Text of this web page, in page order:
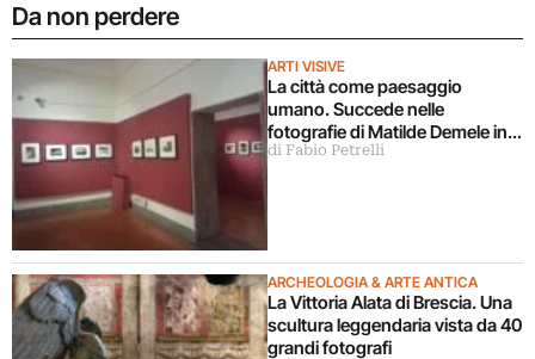
Da non perdere
ARTI VISIVE
La città come paesaggio
umano. Succede nelle
fotografie di Matilde Demele in
mostra a Roma
di Fabio Petrelli
ARCHEOLOGIA & ARTE ANTICA
La Vittoria Alata di Brescia. Una
scultura leggendaria vista da 40
grandi fotografi